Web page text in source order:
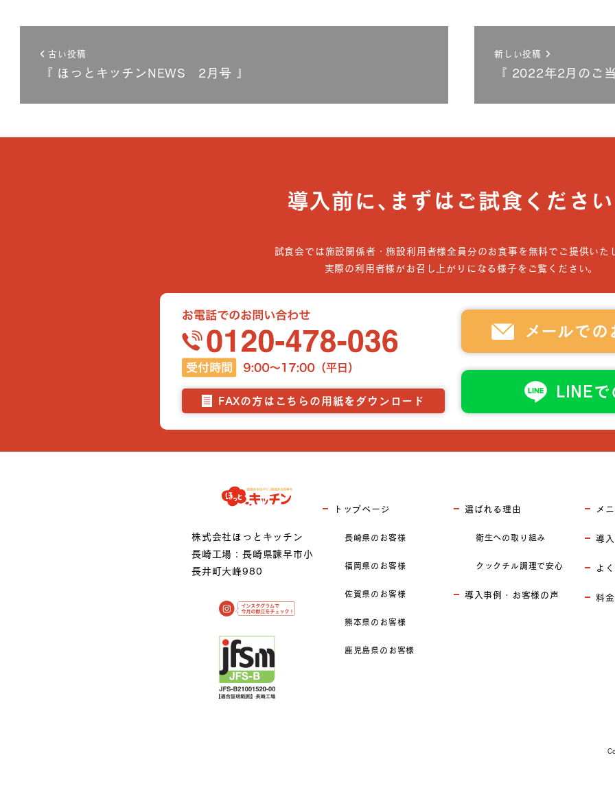
古い投稿
『 ほっとキッチンNEWS 2月号 』
新しい投稿
『 2022年2月のご
導入前に､まずはご試食ください
試食会では施設関係者・施設利用者様全員分のお食事を無料でご提供いたし
実際の利用者様がお召し上がりになる様子をご覧ください。
FAXの方はこちらの用紙をダウンロード
メールでの
LINE
株式会社ほっとキッチン
長崎工場：長崎県諫早市小
長井町大峰980
トップページ
長崎県のお客様
福岡県のお客様
佐賀県のお客様
熊本県のお客様
鹿児島県のお客様
選ばれる理由
衛生への取り組み
クックチル調理で安心
導入事例・お客様の声
メ
導
よ
料